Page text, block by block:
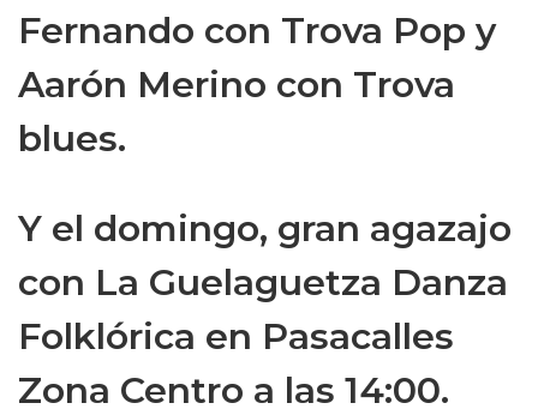
Fernando con Trova Pop y
Aarón Merino con Trova
blues.
Y el domingo, gran agazajo
con La Guelaguetza Danza
Folklórica en Pasacalles
Zona Centro a las 14:00.